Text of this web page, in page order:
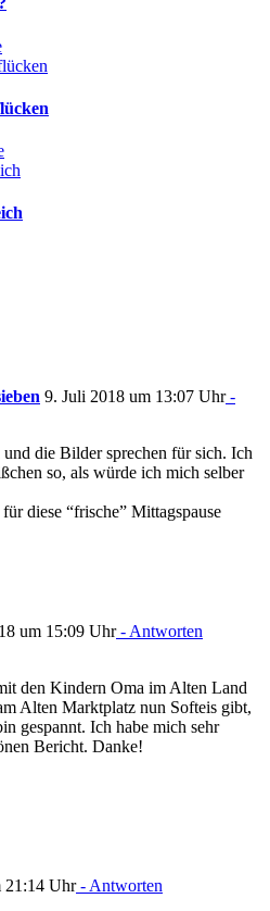
9. Juli 2018 um 13:07 Uhr-
die Bilder sprechen für sich. Ich
so, als würde ich mich selber
diese “frische” Mittagspause
um 15:09 Uhr- Antworten
den Kindern Oma im Alten Land
Alten Marktplatz nun Softeis gibt,
gespannt. Ich habe mich sehr
Bericht. Danke!
21:14 Uhr- Antworten